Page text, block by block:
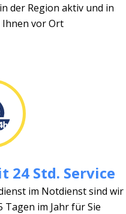
der Region aktiv und in
vor Ort
24 Std. Service
im Notdienst sind wir
Tagen im Jahr für Sie